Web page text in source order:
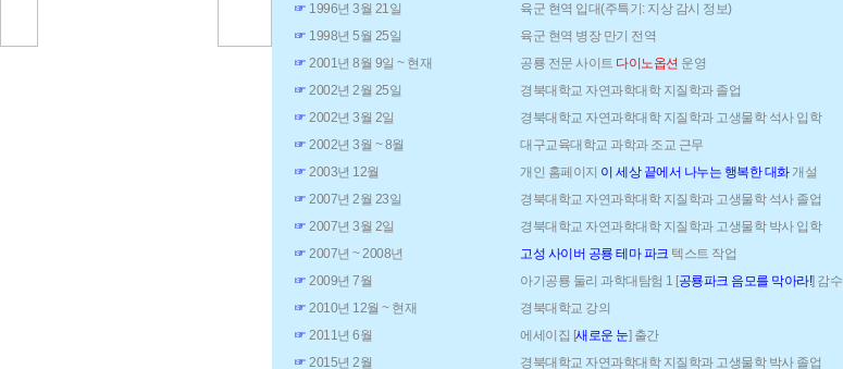
☞ 1996년 3월 21일
육군 현역 입대(주특기: 지상 감시 정보)
☞ 1998년 5월 25일
육군 현역 병장 만기 전역
☞ 2001년 8월 9일 ~ 현재 공룡 전문 사이트 다이노옵션 운영
☞ 2002년 2월 25일
경북대학교 자연과학대학 지질학과 졸업
☞ 2002년 3월 2일
경북대학교 자연과학대학 지질학과 고생물학 석사 입학
☞ 2002년 3월 ~ 8월
대구교육대학교 과학과 조교 근무
☞ 2003년 12월 개인 홈페이지 이 세상 끝에서 나누는 행복한 대화개설
☞ 2007년 2월 23일
경북대학교 자연과학대학 지질학과 고생물학 석사 졸업
☞ 2007년 3월 2일
경북대학교 자연과학대학 지질학과 고생물학 박사 입학
☞ 2007년 ~ 2008년 고성 사이버 공룡 테마 파크 텍스트 작업
☞ 2009년 7월 아기공룡 둘리 과학대탐험 1 [공룡파크 음모를 막아라!] 감수
☞ 2010년 12월 ~ 현재
경북대학교 강의
☞ 2011년 6월 에세이집 [ 새로운 눈] 출간
☞ 2015년 2월 경북대학교 자연과학대학 지질학과 고생물학 박사 졸업